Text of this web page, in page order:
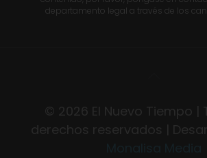
departamento legal a través de los
© 2026 El Nuevo Tiempo |
derechos reservados |